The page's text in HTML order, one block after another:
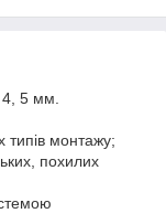
5 мм.
типів монтажу;
похилих